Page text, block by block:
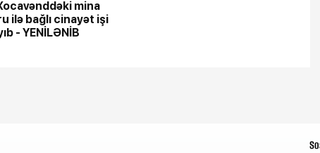
mina
ilə bağlı cinayət işi
- YENİLƏNİB